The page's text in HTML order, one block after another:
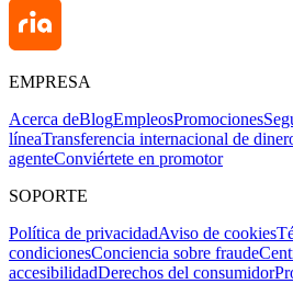
EMPRESA
Acerca deBlogEmpleosPromociones
líneaTransferencia internacional de
agenteConviértete en promotor
SOPORTE
Política de privacidadAviso de cookies
condicionesConciencia sobre fraude
accesibilidadDerechos del consumidor